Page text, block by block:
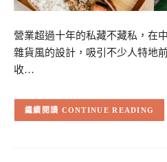
營業超過十年的私藏不藏私，在
雜貨風的設計，吸引不少人特地
收…
CONTINUE READING